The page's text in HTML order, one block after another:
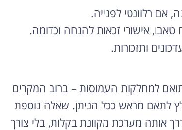
אם רלוונטי לפנייה.
אישורי זכאות להנחה וכדומה.
ותזכורות.
למחלקות העמוסות – ברוב המקרים
לתאם מראש ככל הניתן. שאלה נוספת
אותה מערכת מקוונת בקלות, בלי צורך
רוצה להקליט
פודקאסט?
אולפן הקלטות מקצועי
ביותר
לפרטים ומחירון